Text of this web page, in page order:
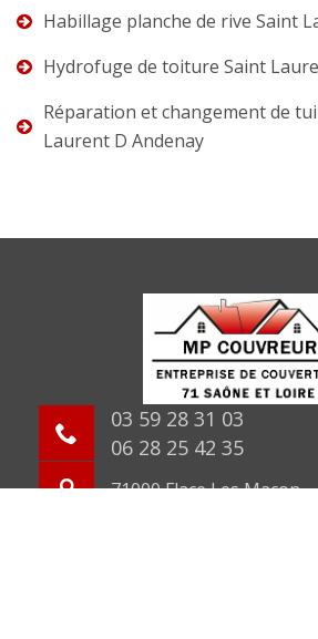
Habillage planche de rive Saint
Hydrofuge de toiture Saint
Réparation et changement de
Laurent D Andenay
03 59 28 31 03
06 28 25 42 35
71000 Flace Les Macon